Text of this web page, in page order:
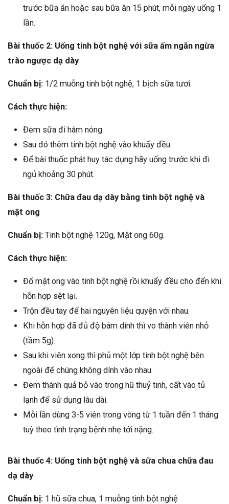
trước bữa ăn hoặc sau bữa ăn 15 phút, mỗi ngày uống 1
lần.
Bài thuốc 2: Uống tinh bột nghệ với sữa ấm ngăn ngừa
trào ngược dạ dày
Chuẩn bị: 1/2 muỗng tinh bột nghệ, 1 bịch sữa tươi.
Cách thực hiện:
Đem sữa đi hâm nóng.
Sau đó thêm tinh bột nghệ vào khuấy đều.
Để bài thuốc phát huy tác dụng hãy uống trước khi đi
ngủ khoảng 30 phút.
Bài thuốc 3: Chữa đau dạ dày bằng tinh bột nghệ và
mật ong
Chuẩn bị: Tinh bột nghệ 120g, Mật ong 60g.
Cách thực hiện:
Đổ mật ong vào tinh bột nghệ rồi khuấy đều cho đến khi
hỗn hợp sệt lại.
Trộn đều tay để hai nguyên liệu quyện với nhau.
Khi hỗn hợp đã đủ độ bám dính thì vo thành viên nhỏ
(tầm 5g).
Sau khi viên xong thì phủ một lớp tinh bột nghệ bên
ngoài để chúng không dính vào nhau.
Đem thành quả bỏ vào trong hũ thuỷ tinh, cất vào tủ
lạnh để sử dụng lâu dài.
Mỗi lần dùng 3-5 viên trong vòng từ 1 tuần đến 1 tháng
tuỳ theo tình trạng bệnh nhẹ tới nặng.
Bài thuốc 4: Uống tinh bột nghệ và sữa chua chữa đau
dạ dày
Chuẩn bị: 1 hũ sữa chua, 1 muỗng tinh bột nghệ